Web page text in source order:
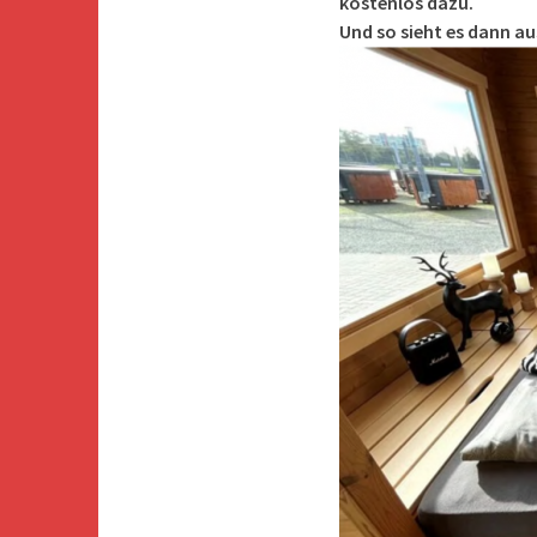
Und so sieht es dann